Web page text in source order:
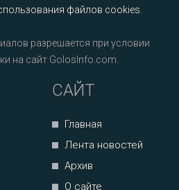
файлов cookies
разрешается при условии
на сайт GolosInfo.com.
САЙТ
Главная
Лента новостей
Архив
О сайте